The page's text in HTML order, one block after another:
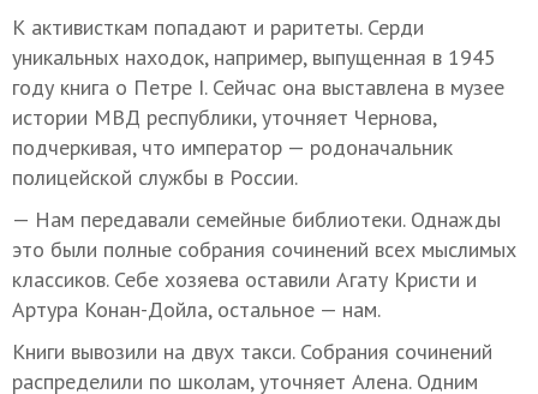
К активисткам попадают и раритеты. Серди
уникальных находок, например, выпущенная в 1945
году книга о Петре I. Сейчас она выставлена в музее
истории МВД республики, уточняет Чернова,
подчеркивая, что император — родоначальник
полицейской службы в России.
— Нам передавали семейные библиотеки. Однажды
это были полные собрания сочинений всех мыслимых
классиков. Себе хозяева оставили Агату Кристи и
Артура Конан-Дойла, остальное — нам.
Книги вывозили на двух такси. Собрания сочинений
распределили по школам, уточняет Алена. Одним